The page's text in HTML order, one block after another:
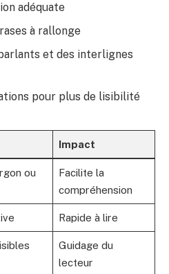
adéquate
à rallonge
et des interlignes
pour plus de lisibilité
Impact
ou
Facilite la
compréhension
Rapide à lire
Guidage du
lecteur